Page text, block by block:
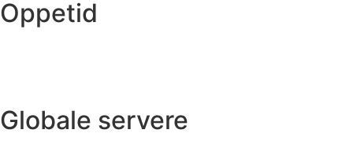
Oppetid
Globale servere